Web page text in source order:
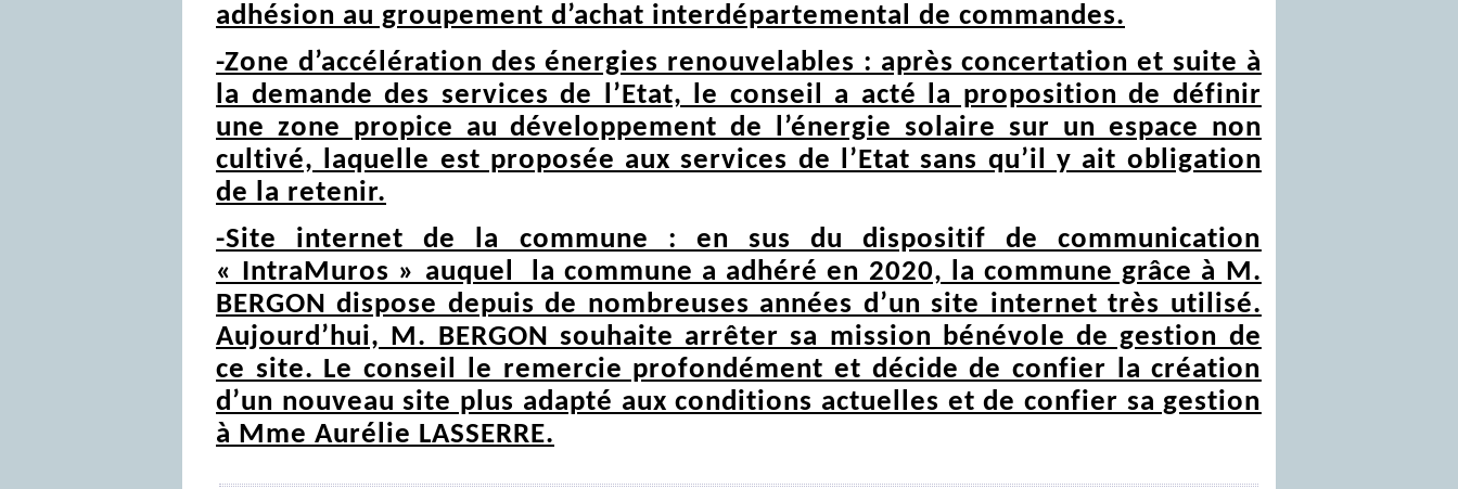
adhésion au groupement d’achat interdépartemental de commandes.
-Zone d’accélération des énergies renouvelables : après concertation et suite à
la demande des services de l’Etat, le conseil a acté la proposition de définir
une zone propice au développement de l’énergie solaire sur un espace non
cultivé, laquelle est proposée aux services de l’Etat sans qu’il y ait obligation
de la retenir.
-Site internet de la commune : en sus du dispositif de communication
« IntraMuros » auquel la commune a adhéré en 2020, la commune grâce à M.
BERGON dispose depuis de nombreuses années d’un site internet très utilisé.
Aujourd’hui, M. BERGON souhaite arrêter sa mission bénévole de gestion de
ce site. Le conseil le remercie profondément et décide de confier la création
d’un nouveau site plus adapté aux conditions actuelles et de confier sa gestion
à Mme Aurélie LASSERRE.